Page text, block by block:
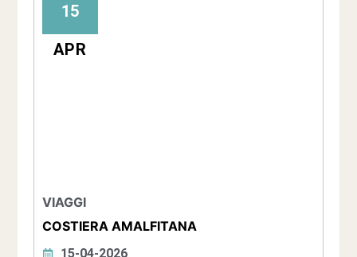
15
APR
VIAGGI
COSTIERA AMALFITANA
15-04-2026